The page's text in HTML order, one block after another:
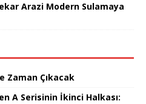
Arazi Modern Sulamaya
Zaman Çıkacak
A Serisinin İkinci Halkası: